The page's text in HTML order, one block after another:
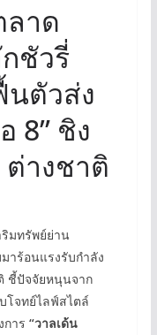
าด
ชัวรี่
นตัวส่ง
8” ชิง
างชาติ
มทรัพย์ย่าน
มาร้อนแรงรับกำลัง
ชี้ปัจจัยหนุนจาก
โจทย์ไลฟ์สไตล์
าร “วาลเด้น